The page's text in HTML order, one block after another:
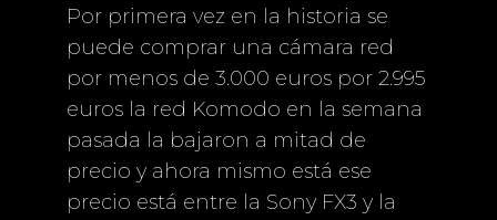
Por primera vez en la historia se
puede comprar una cámara red
por menos de 3.000 euros por 2.995
euros la red Komodo en la semana
pasada la bajaron a mitad de
precio y ahora mismo está ese
precio está entre la Sony FX3 y la